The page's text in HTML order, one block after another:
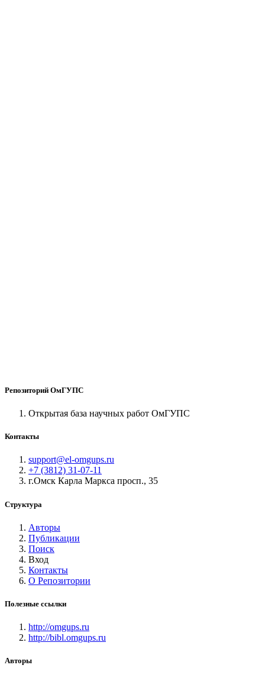
Репозиторий ОмГУПС
Открытая база научных работ ОмГУПС
Контакты
support@el-omgups.ru
+7 (3812) 31-07-11
г.Омск Карла Маркса просп., 35
Структура
Авторы
Публикации
Поиск
Вход
Контакты
О Репозитории
Полезные ссылки
http://omgups.ru
http://bibl.omgups.ru
Авторы